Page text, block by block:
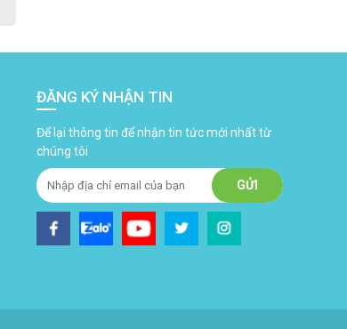
ĐĂNG KÝ NHẬN TIN
Để lại thông tin để nhận tin tức mới nhất từ
chúng tôi